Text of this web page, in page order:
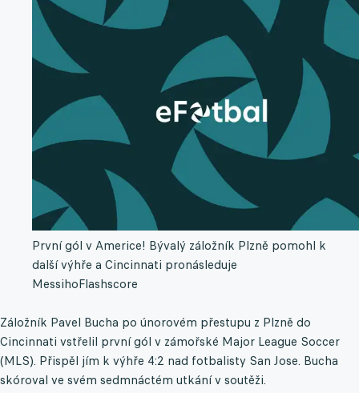
První gól v Americe! Bývalý záložník Plzně pomohl k
další výhře a Cincinnati pronásleduje
MessihoFlashscore
Záložník Pavel Bucha po únorovém přestupu z Plzně do
Cincinnati vstřelil první gól v zámořské Major League Soccer
(MLS). Přispěl jím k výhře 4:2 nad fotbalisty San Jose. Bucha
skóroval ve svém sedmnáctém utkání v soutěži.